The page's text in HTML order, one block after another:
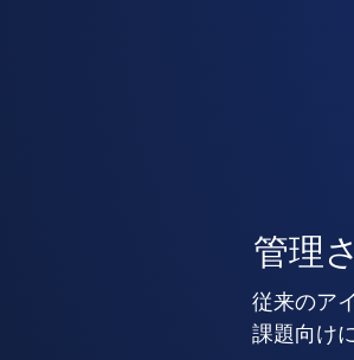
管理
従来のア
課題向け